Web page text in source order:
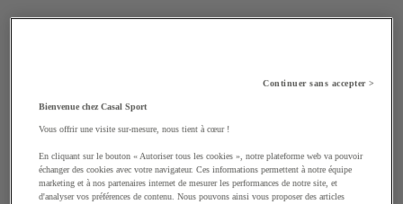
Continuer sans accepter >
Bienvenue chez Casal Sport
Vous offrir une visite sur-mesure, nous tient à cœur !
En cliquant sur le bouton « Autoriser tous les cookies », notre plateforme web va pouvoir
échanger des cookies avec votre navigateur. Ces informations permettent à notre équipe
marketing et à nos partenaires internet de mesurer les performances de notre site, et
d'analyser vos préférences de contenu. Nous pouvons ainsi vous proposer des articles